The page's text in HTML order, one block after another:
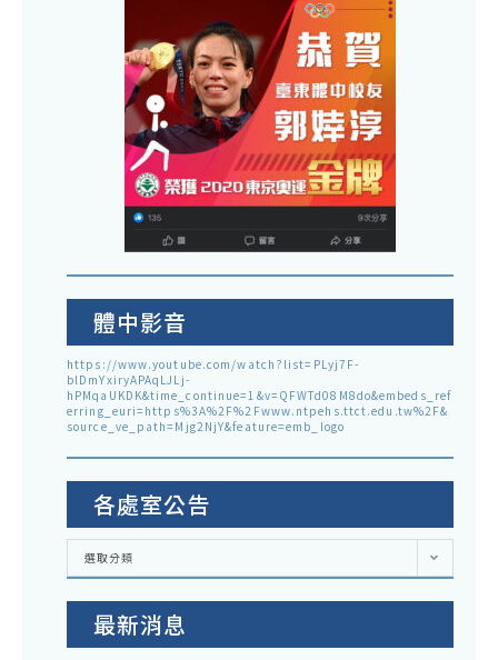
體中影音
https://www.youtube.com/watch?list=PLyj7F-
blDmYxiryAPAqLJLj-
hPMqaUKDK&time_continue=1&v=QFWTd08M8do&embeds_ref
erring_euri=https%3A%2F%2Fwww.ntpehs.ttct.edu.tw%2F&
source_ve_path=Mjg2NjY&feature=emb_logo
各處室公告
各
室
選取分類
最新消息